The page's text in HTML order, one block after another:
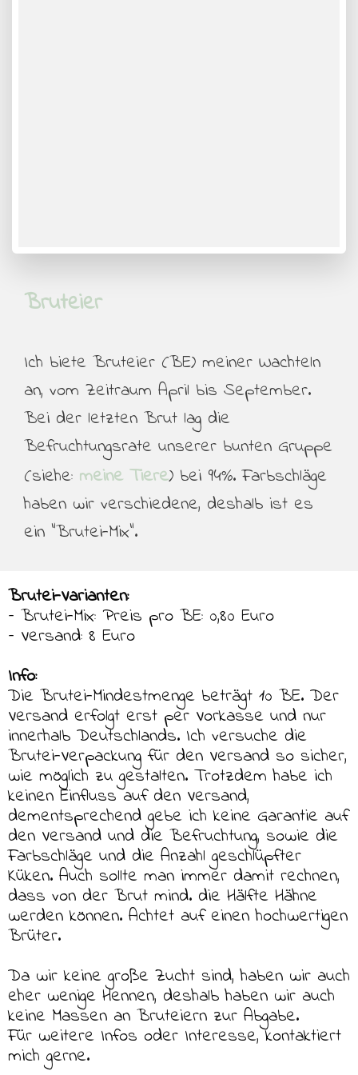
Bruteier
Ich biete Bruteier (BE) meiner Wachteln
an, vom Zeitraum April bis September.
Bei der letzten Brut lag die
Befruchtungsrate unserer bunten Gruppe
(siehe: meine Tiere) bei 94%. Farbschläge
haben wir verschiedene, deshalb ist es
ein “Brutei-Mix”.
Brutei-Varianten:
– Brutei-Mix: Preis pro BE: 0,80 Euro
– Versand: 8 Euro
Info:
Die Brutei-Mindestmenge beträgt 10 BE. Der
Versand erfolgt erst per Vorkasse und nur
innerhalb Deutschlands. Ich versuche die
Brutei-Verpackung für den Versand so sicher,
wie möglich zu gestalten. Trotzdem habe ich
keinen Einfluss auf den Versand,
dementsprechend gebe ich keine Garantie auf
den Versand und die Befruchtung, sowie die
Farbschläge und die Anzahl geschlüpfter
Küken. Auch sollte man immer damit rechnen,
dass von der Brut mind. die Hälfte Hähne
werden können. Achtet auf einen hochwertigen
Brüter.
Da wir keine große Zucht sind, haben wir auch
eher wenige Hennen, deshalb haben wir auch
keine Massen an Bruteiern zur Abgabe.
Für weitere Infos oder Interesse, kontaktiert
mich gerne.